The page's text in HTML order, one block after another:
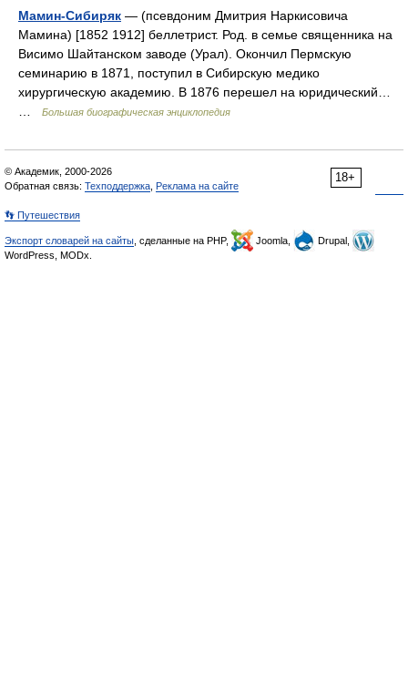
Мамин-Сибиряк — (псевдоним Дмитрия Наркисовича
Мамина) [1852 1912] беллетрист. Род. в семье священника на
Висимо Шайтанском заводе (Урал). Окончил Пермскую
семинарию в 1871, поступил в Сибирскую медико
хирургическую академию. В 1876 перешел на юридический…
Большая биографическая энциклопедия
18+
© Академик, 2000-2026
Обратная связь: Техподдержка Реклама на сайте
👣 Путешествия
Экспорт словарей на сайты , сделанные на PHP, Joomla,
Drupal,
WordPress, MODx.